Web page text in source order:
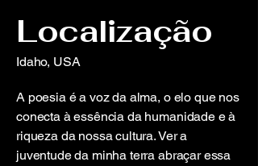
Localização
Idaho, USA
A poesia é a voz da alma, o elo que nos
conecta à essência da humanidade e à
riqueza da nossa cultura. Ver a
juventude da minha terra abraçar essa